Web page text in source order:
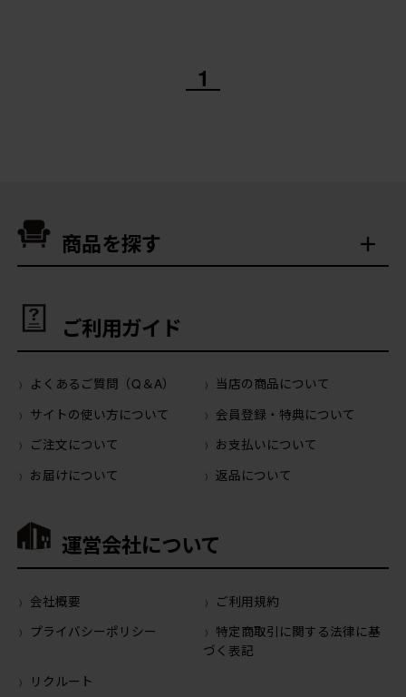
1
商品を探す
ご利用ガイド
よくあるご質問（Q＆A）
当店の商品について
サイトの使い方について
会員登録・特典について
ご注文について
お支払いについて
お届けについて
返品について
運営会社について
会社概要
ご利用規約
プライバシーポリシー
特定商取引に関する法律に基
づく表記
リクルート